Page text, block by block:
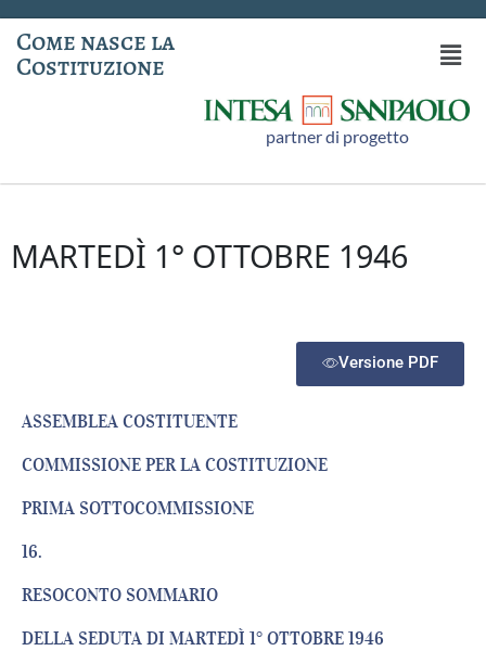
Come nasce la
Costituzione
partner di progetto
MARTEDÌ 1° OTTOBRE 1946
Versione PDF
ASSEMBLEA COSTITUENTE
COMMISSIONE PER LA COSTITUZIONE
PRIMA SOTTOCOMMISSIONE
16.
RESOCONTO SOMMARIO
DELLA SEDUTA DI MARTEDÌ 1° OTTOBRE 1946